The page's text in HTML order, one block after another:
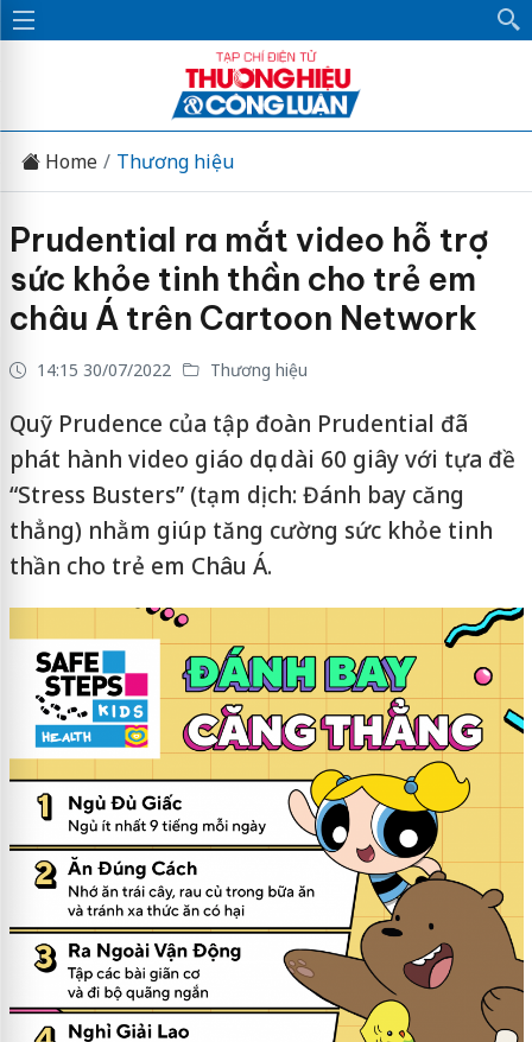
Home Thương hiệu
Prudential ra mắt video hỗ trợ
sức khỏe tinh thần cho trẻ em
châu Á trên Cartoon Network
14:15 30/07/2022 Thương hiệu
Quỹ Prudence của tập đoàn Prudential đã
phát hành video giáo dục dài 60 giây với tựa đề
“Stress Busters” (tạm dịch: Đánh bay căng
thẳng) nhằm giúp tăng cường sức khỏe tinh
thần cho trẻ em Châu Á.